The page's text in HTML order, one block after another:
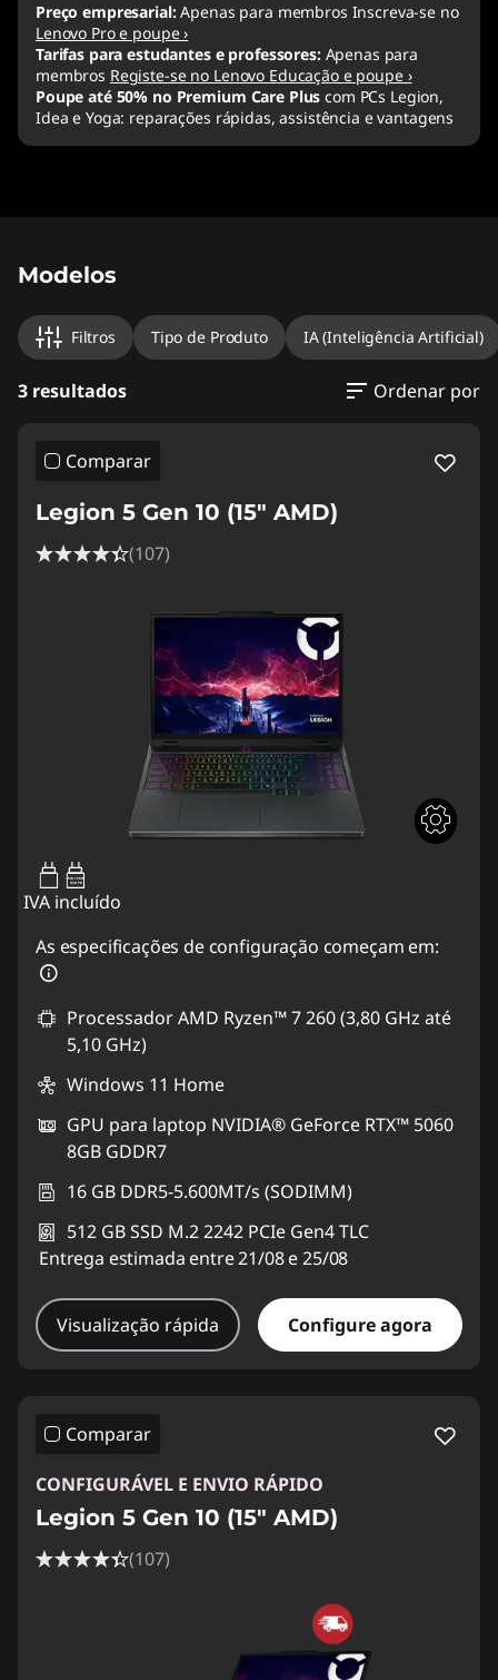
Preço empresarial:Apenas para membros Inscreva-se no
Lenovo Pro e poupe ›
Tarifas para estudantes e professores: Apenas para
membros Registe-se no Lenovo Educação e poupe ›
Poupe até 50% no Premium Care Plus com PCs Legion,
Idea e Yoga: reparações rápidas, assistência e vantagens
Modelos
Filtros Tipo de Produto IA (Inteligência Artificial)
3 resultados Ordenar por
Comparar
Legion 5 Gen 10 (15" AMD)
(107)
95W-100W
USB PD
IVA incluído
As especificações de configuração começam em:
Processador AMD Ryzen™ 7 260 (3,80 GHz até
5,10 GHz)
Windows 11 Home
GPU para laptop NVIDIA® GeForce RTX™ 5060
8GB GDDR7
16 GB DDR5-5.600MT/s (SODIMM)
512 GB SSD M.2 2242 PCIe Gen4 TLC
Entrega estimada entre 21/08 e 25/08
Visualização rápida Configure agora
Comparar
CONFIGURÁVEL E ENVIO RÁPIDO
Legion 5 Gen 10 (15" AMD)
(107)